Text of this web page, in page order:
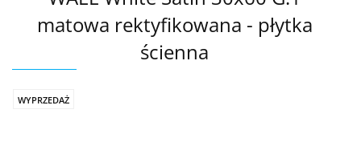
matowa rektyfikowana - płytka
ścienna
WYPRZEDAŻ